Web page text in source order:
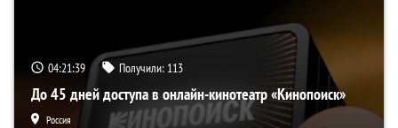
04:21:38 Получили: 113
До 45 дней доступа в онлайн-кинотеатр «Кинопоиск»
Россия